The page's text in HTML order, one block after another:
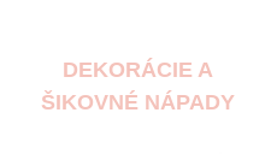
DEKORÁCIE A
ŠIKOVNÉ NÁPADY